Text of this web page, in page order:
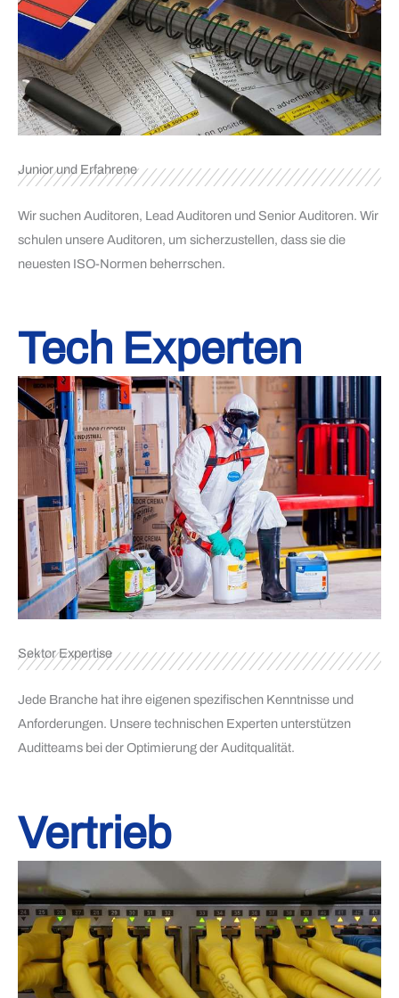
Junior und Erfahrene
Wir suchen Auditoren, Lead Auditoren und Senior Auditoren. Wir
schulen unsere Auditoren, um sicherzustellen, dass sie die
neuesten ISO-Normen beherrschen.
Tech Experten
Sektor Expertise
Jede Branche hat ihre eigenen spezifischen Kenntnisse und
Anforderungen. Unsere technischen Experten unterstützen
Auditteams bei der Optimierung der Auditqualität.
Vertrieb